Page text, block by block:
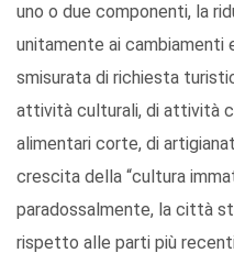
uno o due componenti, la
unitamente ai
smisurata di richiesta
attività culturali, di attività
alimentari corte, di
crescita della “cultura
paradossalmente, la città
rispetto alle parti più